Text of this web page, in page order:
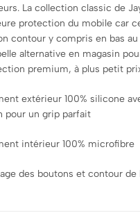
La collection classic de
protection du mobile car
contour y compris en bas au
alternative en magasin
premium, à plus petit
extérieur 100% silicone
pour un grip parfait
intérieur 100% microfibre
des boutons et contour de